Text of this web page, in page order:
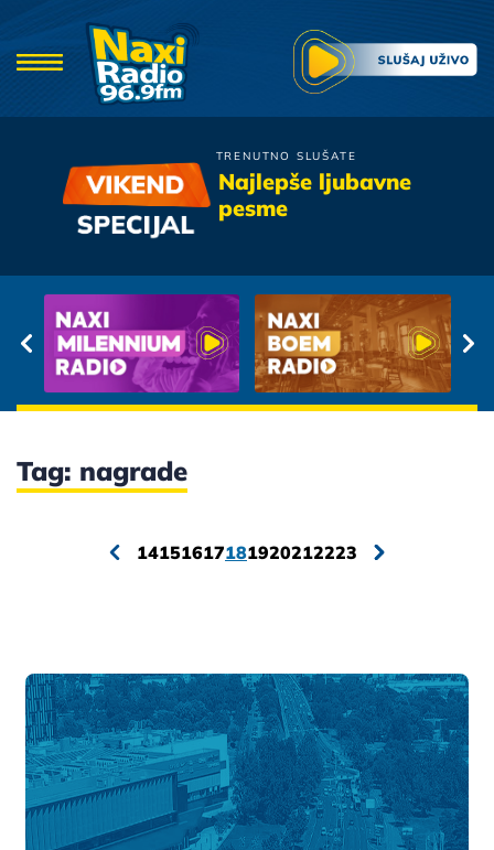
TRENUTNO SLUŠATE
Najlepše ljubavne
pesme
Zana
Tag: nagrade
14151617181920212223